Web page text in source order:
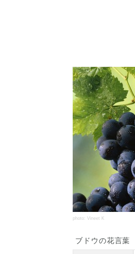
photo: Vineet K
ブドウの花言葉